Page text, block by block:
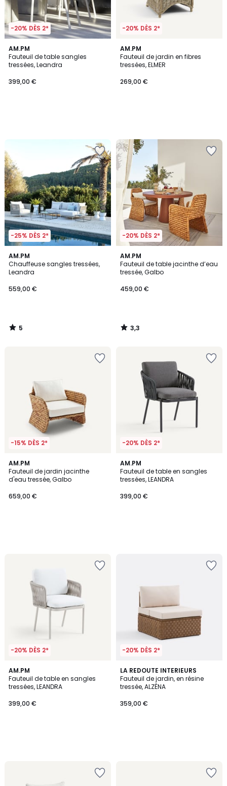
-20% DÈS 2*
AM.PM
Fauteuil de table sangles
tressées, Leandra
399,00 €
-20% DÈS 2*
AM.PM
Fauteuil de jardin en fibres
tressées, ELMER
269,00 €
-25% DÈS 2*
AM.PM
Chauffeuse sangles tressées,
Leandra
559,00 €
5
/
5
5
/
-20% DÈS 2*
AM.PM
Fauteuil de table jacinthe d’eau
tressée, Galbo
459,00 €
3,3
/ 5
3,3
/
-15% DÈS 2*
AM.PM
Fauteuil de jardin jacinthe
d'eau tressée, Galbo
659,00 €
-20% DÈS 2*
AM.PM
Fauteuil de table en sangles
tressées, LEANDRA
399,00 €
-20% DÈS 2*
AM.PM
Fauteuil de table en sangles
tressées, LEANDRA
399,00 €
-20% DÈS 2*
LA REDOUTE INTERIEURS
Fauteuil de jardin, en résine
tressée, ALZÉNA
359,00 €